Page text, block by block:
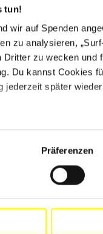
tun!
wir auf Spenden
zu analysieren,
Dritter zu wecken
Du kannst Cookies
jederzeit später
Präferenzen